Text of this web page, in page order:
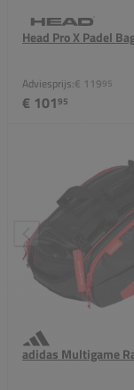
Head Pro X Padel
Adviesprijs:€ 11995
€ 10195
adidas Multigame